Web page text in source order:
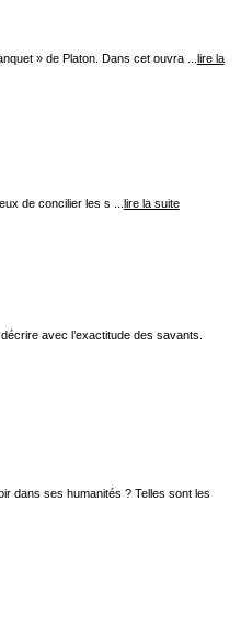
» de Platon. Dans cet ouvra ... lire la
de concilier les s ... lire la suite
avec l’exactitude des savants.
dans ses humanités ? Telles sont les